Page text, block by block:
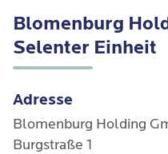
Blomenburg
Selenter Einheit
Adresse
Blomenburg Holding
Burgstraße 1